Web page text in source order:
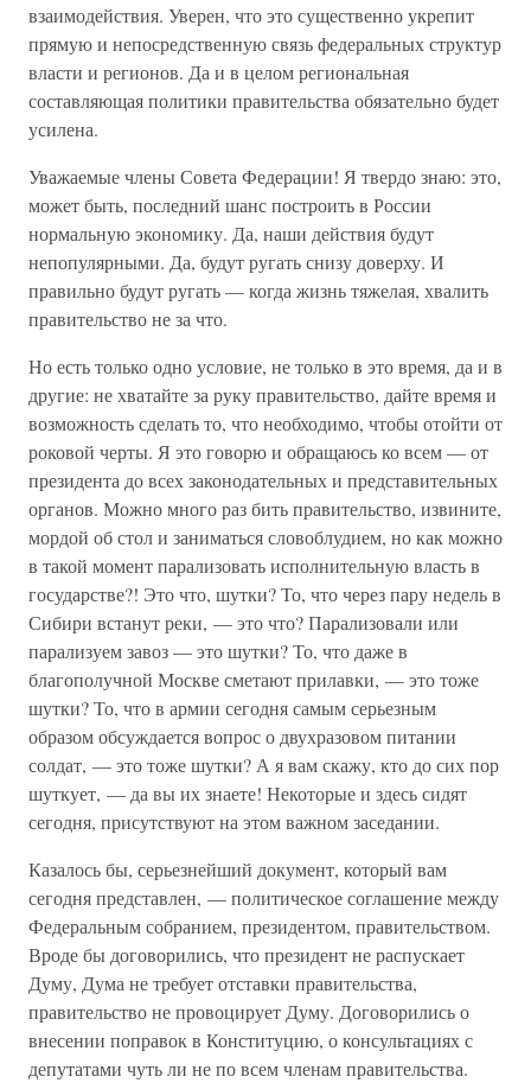
взаимодействия. Уверен, что это существенно укрепит
прямую и непосредственную связь федеральных структур
власти и регионов. Да и в целом региональная
составляющая политики правительства обязательно будет
усилена.
Уважаемые члены Совета Федерации! Я твердо знаю: это,
может быть, последний шанс построить в России
нормальную экономику. Да, наши действия будут
непопулярными. Да, будут ругать снизу доверху. И
правильно будут ругать — когда жизнь тяжелая, хвалить
правительство не за что.
Но есть только одно условие, не только в это время, да и в
другие: не хватайте за руку правительство, дайте время и
возможность сделать то, что необходимо, чтобы отойти от
роковой черты. Я это говорю и обращаюсь ко всем — от
президента до всех законодательных и представительных
органов. Можно много раз бить правительство, извините,
мордой об стол и заниматься словоблудием, но как можно
в такой момент парализовать исполнительную власть в
государстве?! Это что, шутки? То, что через пару недель в
Сибири встанут реки, — это что? Парализовали или
парализуем завоз — это шутки? То, что даже в
благополучной Москве сметают прилавки, — это тоже
шутки? То, что в армии сегодня самым серьезным
образом обсуждается вопрос о двухразовом питании
солдат, — это тоже шутки? А я вам скажу, кто до сих пор
шуткует, — да вы их знаете! Некоторые и здесь сидят
сегодня, присутствуют на этом важном заседании.
Казалось бы, серьезнейший документ, который вам
сегодня представлен, — политическое соглашение между
Федеральным собранием, президентом, правительством.
Вроде бы договорились, что президент не распускает
Думу, Дума не требует отставки правительства,
правительство не провоцирует Думу. Договорились о
внесении поправок в Конституцию, о консультациях с
депутатами чуть ли не по всем членам правительства.